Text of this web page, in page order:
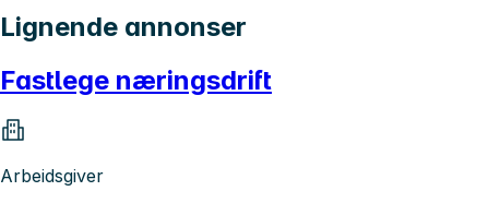
Lignende annonser
Fastlege næringsdrift
Arbeidsgiver